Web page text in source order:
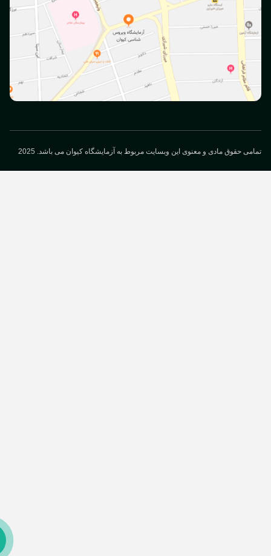
حقوق مادی و معنوی این وبسایت مربوط به آزمایشگاه کیوان می باشد. 2025